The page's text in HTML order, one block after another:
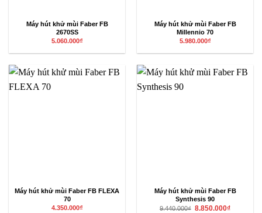
Máy hút khử mùi Faber FB
2670SS
5.060.000₫
Máy hút khử mùi Faber FB
Millennio 70
5.980.000₫
Máy hút khử mùi Faber FB FLEXA
70
4.350.000₫
Máy hút khử mùi Faber FB
Synthesis 90
9.440.000₫ Giá
8.850.000₫Giá